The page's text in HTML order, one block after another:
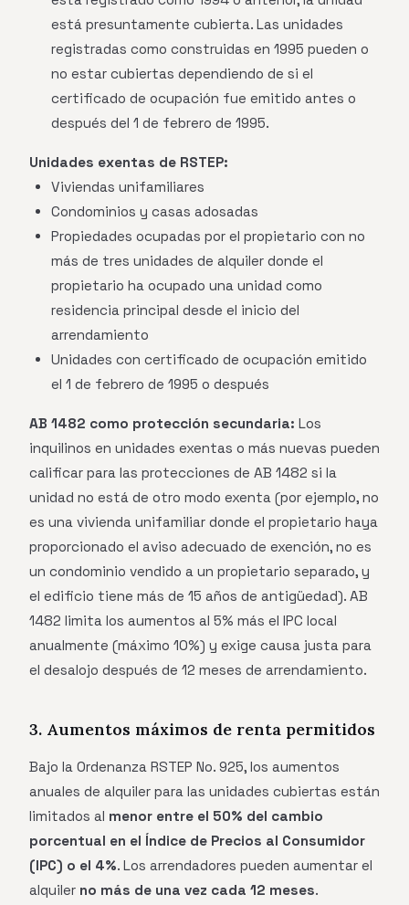
está presuntamente cubierta. Las unidades
registradas como construidas en 1995 pueden o
no estar cubiertas dependiendo de si el
certificado de ocupación fue emitido antes o
después del 1 de febrero de 1995.
Unidades exentas de RSTEP:
Viviendas unifamiliares
Condominios y casas adosadas
Propiedades ocupadas por el propietario con no
más de tres unidades de alquiler donde el
propietario ha ocupado una unidad como
residencia principal desde el inicio del
arrendamiento
Unidades con certificado de ocupación emitido
el 1 de febrero de 1995 o después
AB 1482 como protección secundaria: Los
inquilinos en unidades exentas o más nuevas pueden
calificar para las protecciones de AB 1482 si la
unidad no está de otro modo exenta (por ejemplo, no
es una vivienda unifamiliar donde el propietario haya
proporcionado el aviso adecuado de exención, no es
un condominio vendido a un propietario separado, y
el edificio tiene más de 15 años de antigüedad). AB
1482 limita los aumentos al 5% más el IPC local
anualmente (máximo 10%) y exige causa justa para
el desalojo después de 12 meses de arrendamiento.
3. Aumentos máximos de renta permitidos
Bajo la Ordenanza RSTEP No. 925, los aumentos
anuales de alquiler para las unidades cubiertas están
limitados al menor entre el 50% del cambio
porcentual en el Índice de Precios al Consumidor
(IPC) o el 4%. Los arrendadores pueden aumentar el
alquiler no más de una vez cada 12 meses.